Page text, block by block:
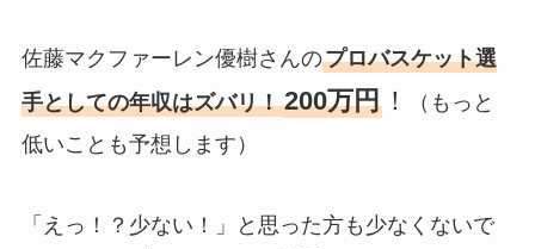
佐藤マクファーレン優樹さんのプロバスケット選
手としての年収はズバリ！ 200万円！
（もっと
低いことも予想します）
「えっ！？少ない！」と思った方も少なくないで